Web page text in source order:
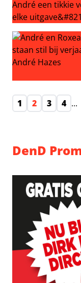
Rachel Hazes:
1
2 3 4 ...
DenD